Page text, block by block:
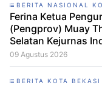
BERITA NASIONAL
Ferina Ketua
(Pengprov) Muay
Selatan Kejurnas
Championship
09 Agustus 2026
BERITA KOTA BEKASI